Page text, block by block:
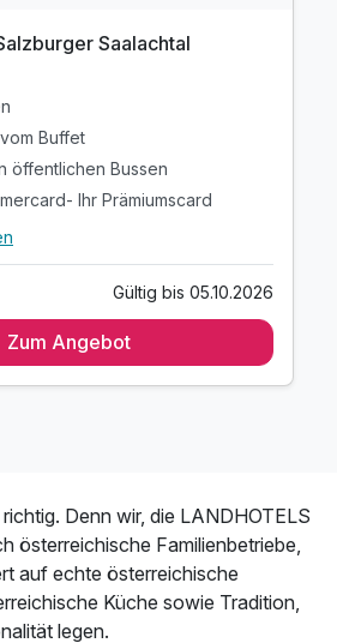
Saalachtal
Buffet
öffentlichen Bussen
Ihr Prämiumscard
Buffet
Gültig bis 05.10.2026
Zum Angebot
Denn wir, die LANDHOTELS
österreichische Familienbetriebe,
auf echte österreichische
Küche sowie Tradition,
legen.